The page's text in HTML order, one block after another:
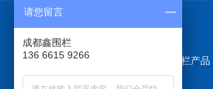
网站首页 护栏产品
请您留言
成都鑫围栏
136 6615 9266